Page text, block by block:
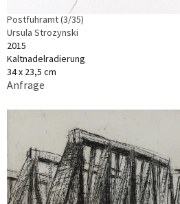
Postfuhramt (3/35)
Ursula Strozynski
2015
Kaltnadelradierung
34 x 23,5 cm
Anfrage